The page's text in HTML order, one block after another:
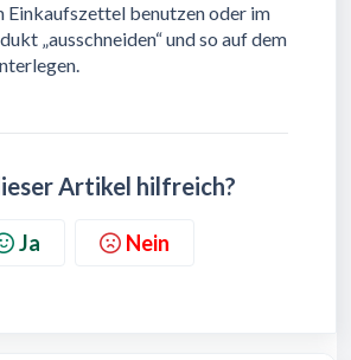
Einkaufszettel benutzen oder im
„ausschneiden“ und so auf dem
Artikel hilfreich?
Ja Nein